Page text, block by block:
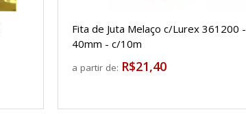
Fita de Juta Melaço c/Lurex 361200 -
40mm - c/10m
a partir de: R$21,40